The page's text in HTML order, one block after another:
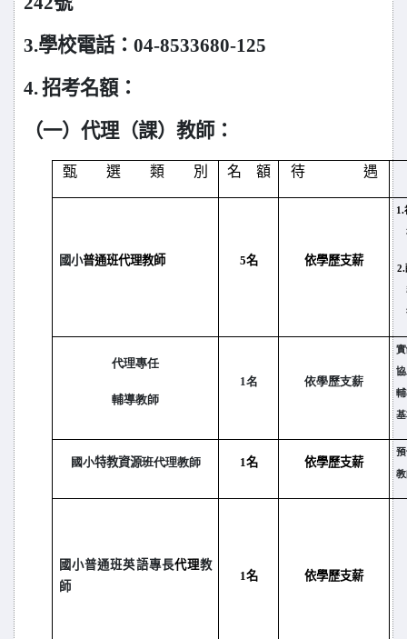
3.學校電話：04-8533680-125
4.招考名額：
（一）代理（課）教師：
甄 選 類 別 名 額 待 遇
國小普通班代理教師 5名 依學歷支薪
1.
2.
代理專任
輔導教師
1名 依學歷支薪
國小特教資源班代理教師 1名 依學歷支薪
國小普通班英語專長代理教
師
1名 依學歷支薪